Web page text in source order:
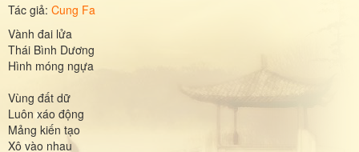
Tác giả: Cung Fa
Vành đai lửa
Thái Bình Dương
Hình móng ngựa
Vùng đất dữ
Luôn xáo động
Mảng kiến tạo
Xô vào nhau